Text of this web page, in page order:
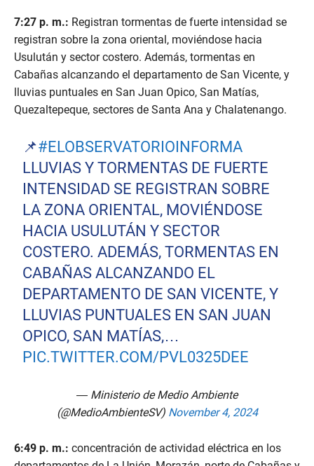
7:27 p. m.: Registran tormentas de fuerte intensidad se
registran sobre la zona oriental, moviéndose hacia
Usulután y sector costero. Además, tormentas en
Cabañas alcanzando el departamento de San Vicente, y
lluvias puntuales en San Juan Opico, San Matías,
Quezaltepeque, sectores de Santa Ana y Chalatenango.
📌#ELOBSERVATORIOINFORMA
LLUVIAS Y TORMENTAS DE FUERTE
INTENSIDAD SE REGISTRAN SOBRE
LA ZONA ORIENTAL, MOVIÉNDOSE
HACIA USULUTÁN Y SECTOR
COSTERO. ADEMÁS, TORMENTAS EN
CABAÑAS ALCANZANDO EL
DEPARTAMENTO DE SAN VICENTE, Y
LLUVIAS PUNTUALES EN SAN JUAN
OPICO, SAN MATÍAS,…
PIC.TWITTER.COM/PVL0325DEE
— Ministerio de Medio Ambiente
(@MedioAmbienteSV) November 4, 2024
6:49 p. m.: concentración de actividad eléctrica en los